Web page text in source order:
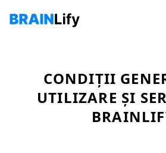
CONDIȚII
UTILIZARE ȘI